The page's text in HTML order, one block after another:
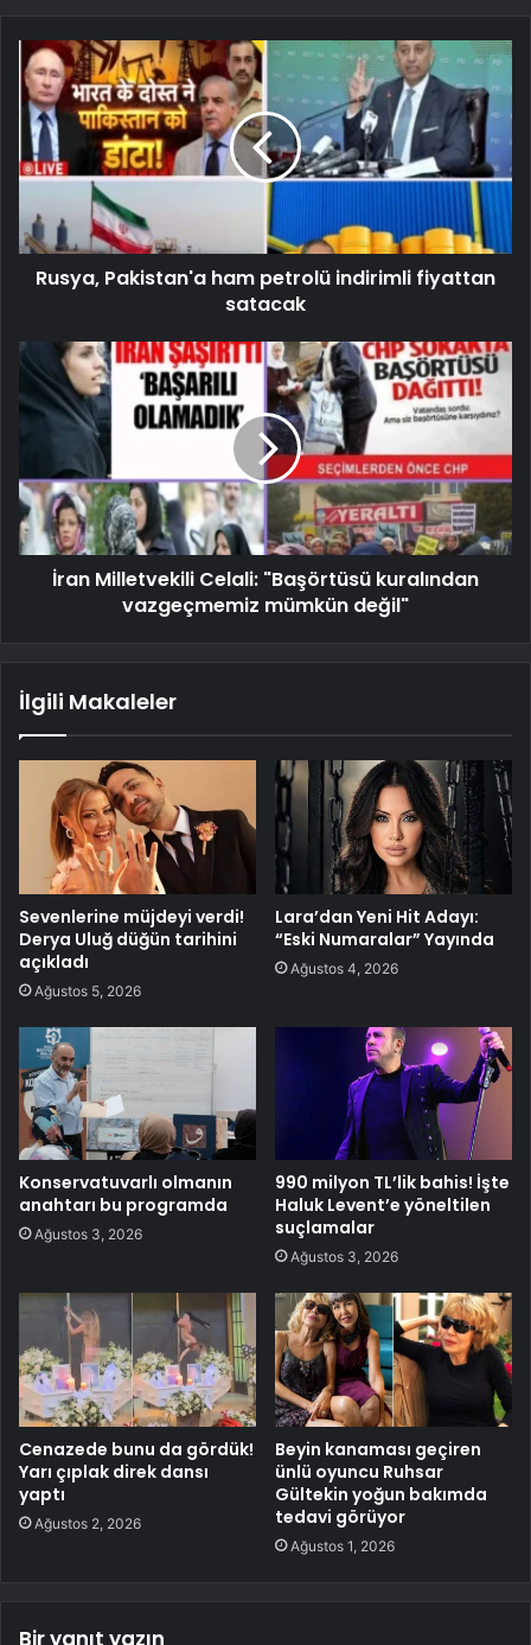
Rusya, Pakistan'a ham petrolü indirimli fiyattan
satacak
İran Milletvekili Celali: "Başörtüsü kuralından
vazgeçmemiz mümkün değil"
İlgili Makaleler
Sevenlerine müjdeyi verdi!
Derya Uluğ düğün tarihini
açıkladı
Ağustos 5, 2026
Lara’dan Yeni Hit Adayı:
“Eski Numaralar” Yayında
Ağustos 4, 2026
Konservatuvarlı olmanın
anahtarı bu programda
Ağustos 3, 2026
990 milyon TL’lik bahis! İşte
Haluk Levent’e yöneltilen
suçlamalar
Ağustos 3, 2026
Cenazede bunu da gördük!
Yarı çıplak direk dansı
yaptı
Ağustos 2, 2026
Beyin kanaması geçiren
ünlü oyuncu Ruhsar
Gültekin yoğun bakımda
tedavi görüyor
Ağustos 1, 2026
Bir yanıt yazın